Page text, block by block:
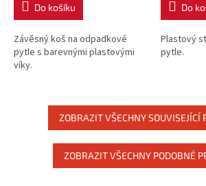
Do košíku
Závěsný koš na odpadkové
pytle s barevnými plastovými
víky.
Do
Plastový
pytle.
ZOBRAZIT VŠECHNY SOUVISEJÍCÍ
ZOBRAZIT VŠECHNY PODOBNÉ